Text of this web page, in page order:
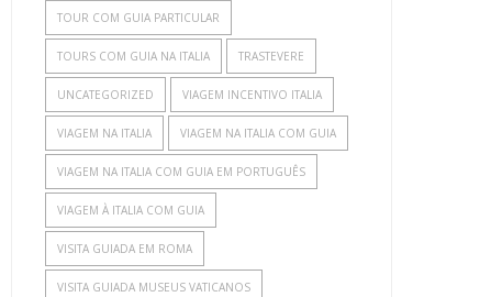
TOUR COM GUIA PARTICULAR
TOURS COM GUIA NA ITALIA TRASTEVERE
UNCATEGORIZED VIAGEM INCENTIVO ITALIA
VIAGEM NA ITALIA VIAGEM NA ITALIA COM GUIA
VIAGEM NA ITALIA COM GUIA EM PORTUGUÊS
VIAGEM À ITALIA COM GUIA
VISITA GUIADA EM ROMA
VISITA GUIADA MUSEUS VATICANOS